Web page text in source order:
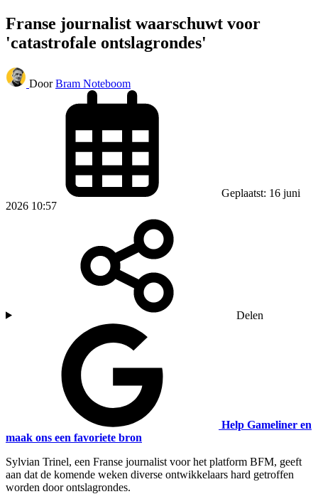
Franse journalist waarschuwt voor
'catastrofale ontslagrondes'
Door Bram Noteboom
Geplaatst: 16 juni
2026 10:57
Delen
Help Gameliner en
maak ons een favoriete bron
Sylvian Trinel, een Franse journalist voor het platform BFM, geeft
aan dat de komende weken diverse ontwikkelaars hard getroffen
worden door ontslagrondes.